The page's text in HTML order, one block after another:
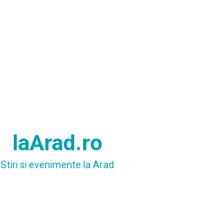
laArad.ro
Stiri si evenimente la Arad